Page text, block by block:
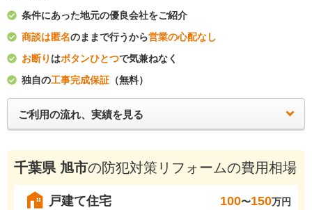
条件にあった地元の優良会社をご紹介
商談は匿名のままで行うから営業の心配なし
お断り はボタンひとつで気兼ねなく
独自の工事完成保証 （無料）
ご利用の流れ、実績を見る
千葉県 旭市の防犯対策リフォームの費用相場
戸建て住宅 100〜150万円